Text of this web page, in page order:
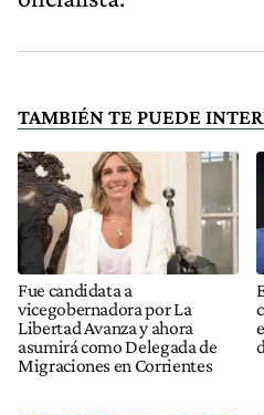
TAMBIÉN TE PUEDE
Fue candidata a
vicegobernadora por La
Libertad Avanza y ahora
asumirá como Delegada de
Migraciones en Corrientes